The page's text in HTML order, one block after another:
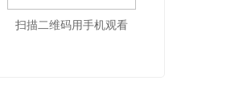
扫描二维码用手机观看